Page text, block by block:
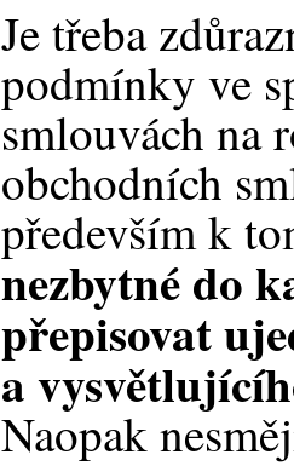
Je třeba
podmínky ve
smlouvách na
obchodních
především k
nezbytné do
přepisovat
a
Naopak